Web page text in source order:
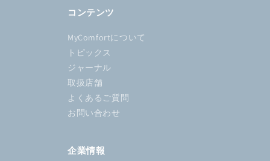
コンテンツ
MyComfortについて
トピックス
ジャーナル
取扱店舗
よくあるご質問
お問い合わせ
企業情報